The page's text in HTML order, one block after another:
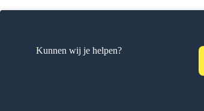
Kunnen wij je helpen?